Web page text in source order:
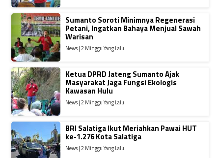
Sumanto Soroti Minimnya Regenerasi
Petani, Ingatkan Bahaya Menjual Sawah
Warisan
News | 2 Minggu Yang Lalu
Ketua DPRD Jateng Sumanto Ajak
Masyarakat Jaga Fungsi Ekologis
Kawasan Hulu
News | 2 Minggu Yang Lalu
BRI Salatiga Ikut Meriahkan Pawai HUT
ke-1.276 Kota Salatiga
News | 2 Minggu Yang Lalu